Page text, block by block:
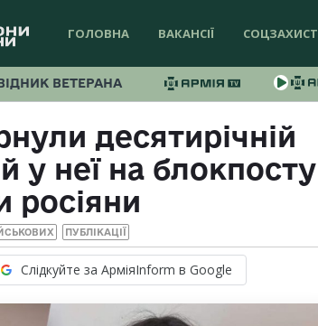
ГОЛОВНА ВАКАНСІЇ СОЦЗАХИСТ
ВЕТЕРАНА
десятирічній
у неї на блокпосту
росіяни
ПУБЛІКАЦІЇ
Слідкуйте за АрміяInform в Google